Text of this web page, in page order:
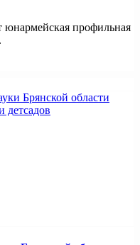
юнармейская профильная